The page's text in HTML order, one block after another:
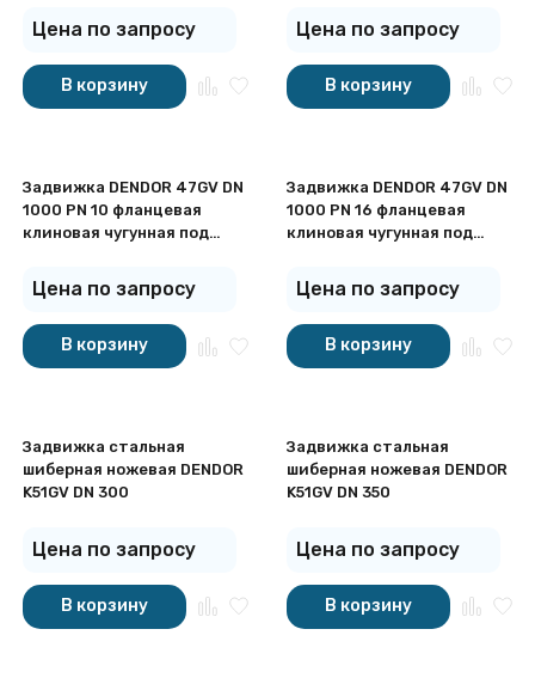
клином
Цена по запросу
В корзину
клином
Цена по запросу
В корзину
Задвижка DENDOR 47GV DN
1000 PN 10 фланцевая
клиновая чугунная под
клином
Цена по запросу
В корзину
Задвижка DENDOR 47GV DN
1000 PN 16 фланцевая
клиновая чугунная под
клином
Цена по запросу
В корзину
Задвижка стальная
шиберная ножевая DENDOR
K51GV DN 300
Цена по запросу
В корзину
Задвижка стальная
шиберная ножевая DENDOR
K51GV DN 350
Цена по запросу
В корзину